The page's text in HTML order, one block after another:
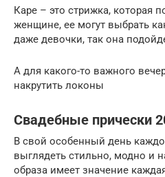
Каре – это стрижка, которая
женщине, ее могут выбрать
даже девочки, так она
А для какого-то важного
накрутить локоны
Свадебные прически
В свой особенный день
выглядеть стильно, модно и
образа имеет значение